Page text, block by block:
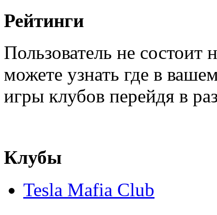
Рейтинги
Пользователь не
можете узнать где в
игры клубов перейдя в
Клубы
Tesla Mafia Club